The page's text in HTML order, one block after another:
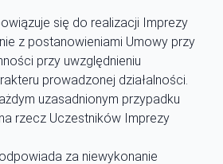
się do realizacji Imprezy
z postanowieniami Umowy przy
przy uwzględnieniu
prowadzonej działalności.
uzasadnionym przypadku
rzecz Uczestników Imprezy
za niewykonanie